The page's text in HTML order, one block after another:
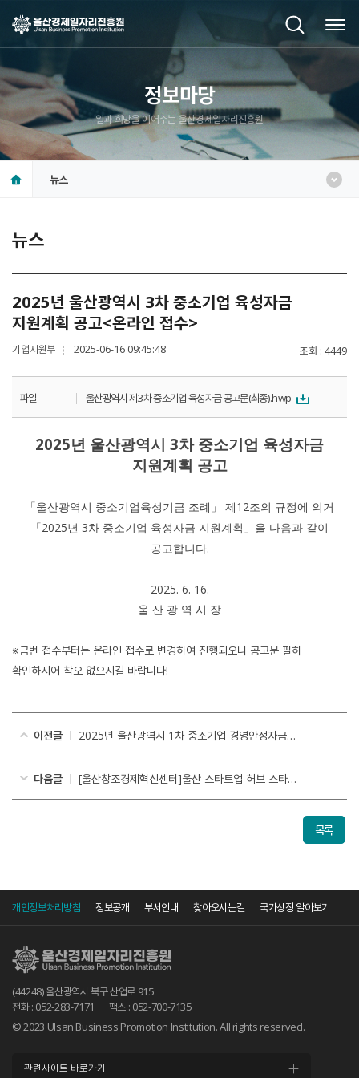
정보마당
일과 희망을 이어주는 울산경제일자리진흥원
뉴스
뉴스
2025년 울산광역시 3차 중소기업 육성자금
지원계획 공고<온라인 접수>
조회 4449
기업지원부 2025-06-16 09:45:48
파일 울산광역시 제3차 중소기업 육성자금 공고문(최종).hwp
2025년 울산광역시 3차 중소기업 육성자금
지원계획 공고
「 울산광역시 중소기업육성기금 조례 」 제 12조의 규정에 의거
「 2025년 3차 중소기업 육성자금 지원계획 」 을 다음과 같이
공고합니다.
2025. 6. 16.
울 산 광 역 시 장
※금번 접수부터는 온라인 접수로 변경하여 진행되오니 공고문 필히
확인하시어 착오 없으시길 바랍니다!
이전글 2025년 울산광역시 1차 중소기업 경영안정자금 융자지원계획 공고
다음글 [울산창조경제혁신센터]울산 스타트업 허브 스타트업 멤버십 및 입주기업 모집 홍보
목록
개인정보처리방침 정보공개 부서안내 찾아오시는길 국가상징 알아보기
(44248) 울산광역시 북구 산업로 915
전화 : 052-283-7171
팩스 : 052-700-7135
© 2023 Ulsan Business Promotion Institution. All rights reserved.
관련사이트 바로가기